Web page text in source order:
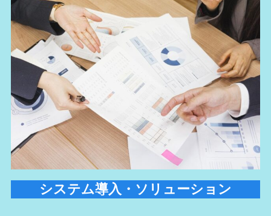
システム導入・ソリューション